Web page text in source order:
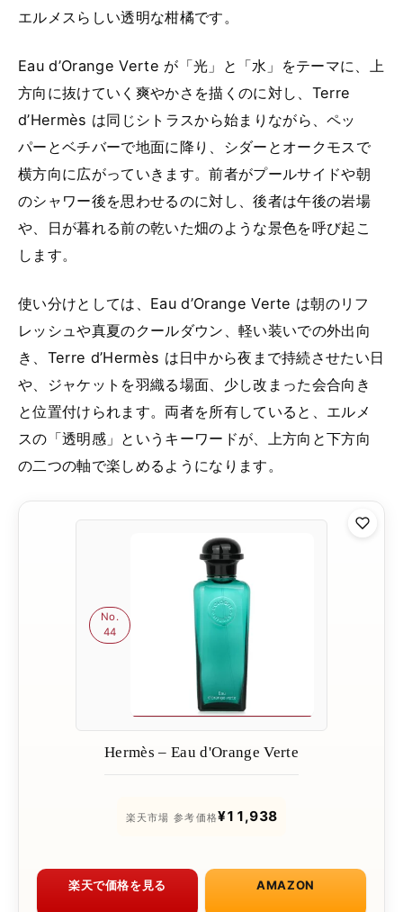
エルメスらしい透明な柑橘です。
Eau d’Orange Verte が「光」と「水」をテーマに、上
方向に抜けていく爽やかさを描くのに対し、Terre
d’Hermès は同じシトラスから始まりながら、ペッ
パーとベチバーで地面に降り、シダーとオークモスで
横方向に広がっていきます。前者がプールサイドや朝
のシャワー後を思わせるのに対し、後者は午後の岩場
や、日が暮れる前の乾いた畑のような景色を呼び起こ
します。
使い分けとしては、Eau d’Orange Verte は朝のリフ
レッシュや真夏のクールダウン、軽い装いでの外出向
き、Terre d’Hermès は日中から夜まで持続させたい日
や、ジャケットを羽織る場面、少し改まった会合向き
と位置付けられます。両者を所有していると、エルメ
スの「透明感」というキーワードが、上方向と下方向
の二つの軸で楽しめるようになります。
No.
44
Hermès – Eau d'Orange Verte
楽天市場 参考価格¥11,938
楽天で価格を見る AMAZON